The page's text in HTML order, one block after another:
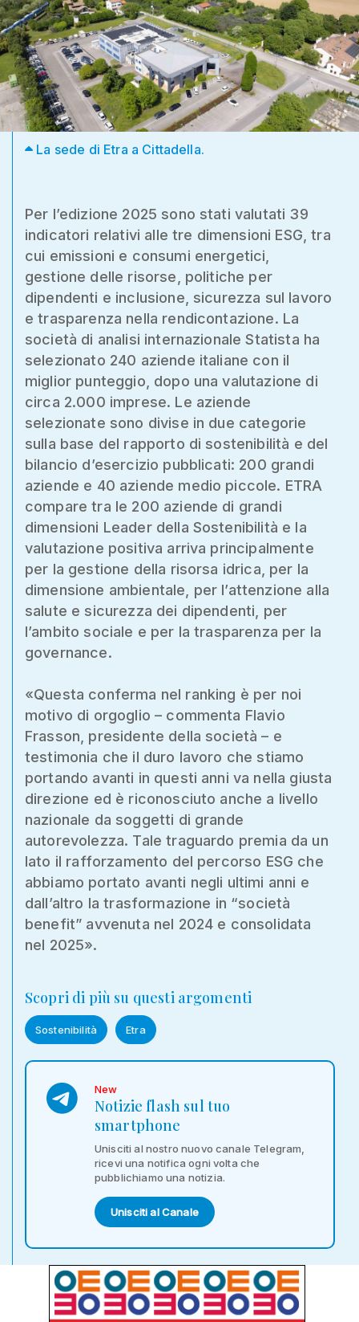
La sede di Etra a Cittadella.
Per l’edizione 2025 sono stati valutati 39
indicatori relativi alle tre dimensioni ESG, tra
cui emissioni e consumi energetici,
gestione delle risorse, politiche per
dipendenti e inclusione, sicurezza sul lavoro
e trasparenza nella rendicontazione. La
società di analisi internazionale Statista ha
selezionato 240 aziende italiane con il
miglior punteggio, dopo una valutazione di
circa 2.000 imprese. Le aziende
selezionate sono divise in due categorie
sulla base del rapporto di sostenibilità e del
bilancio d’esercizio pubblicati: 200 grandi
aziende e 40 aziende medio piccole. ETRA
compare tra le 200 aziende di grandi
dimensioni Leader della Sostenibilità e la
valutazione positiva arriva principalmente
per la gestione della risorsa idrica, per la
dimensione ambientale, per l’attenzione alla
salute e sicurezza dei dipendenti, per
l’ambito sociale e per la trasparenza per la
governance.
«Questa conferma nel ranking è per noi
motivo di orgoglio – commenta Flavio
Frasson, presidente della società – e
testimonia che il duro lavoro che stiamo
portando avanti in questi anni va nella giusta
direzione ed è riconosciuto anche a livello
nazionale da soggetti di grande
autorevolezza. Tale traguardo premia da un
lato il rafforzamento del percorso ESG che
abbiamo portato avanti negli ultimi anni e
dall’altro la trasformazione in “società
benefit” avvenuta nel 2024 e consolidata
nel 2025».
Scopri di più su questi argomenti
Sostenibilità Etra
New
Notizie flash sul tuo
smartphone
Unisciti al nostro nuovo canale Telegram,
ricevi una notifica ogni volta che
pubblichiamo una notizia.
Unisciti al Canale